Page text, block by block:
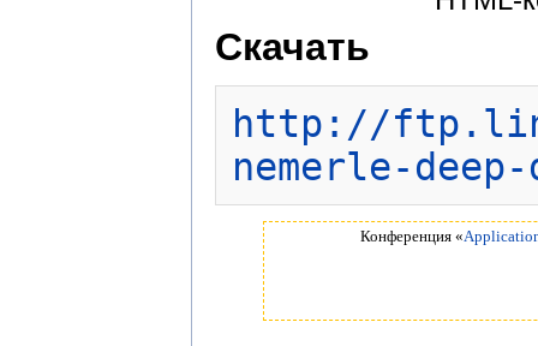
Скачать
http://
nemerle-
Конференция «